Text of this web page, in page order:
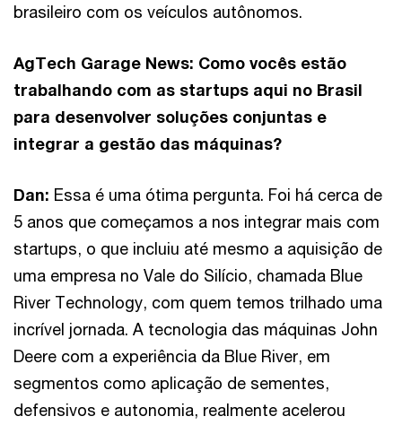
brasileiro com os veículos autônomos.
AgTech Garage News: Como vocês estão
trabalhando com as startups aqui no Brasil
para desenvolver soluções conjuntas e
integrar a gestão das máquinas?
Dan: Essa é uma ótima pergunta. Foi há cerca de
5 anos que começamos a nos integrar mais com
startups, o que incluiu até mesmo a aquisição de
uma empresa no Vale do Silício, chamada Blue
River Technology, com quem temos trilhado uma
incrível jornada. A tecnologia das máquinas John
Deere com a experiência da Blue River, em
segmentos como aplicação de sementes,
defensivos e autonomia, realmente acelerou